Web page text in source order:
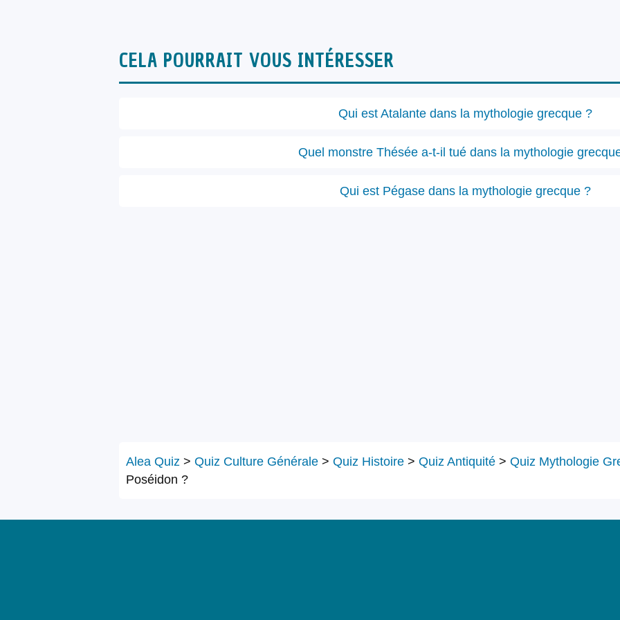
CELA POURRAIT VOUS INTÉRESSER
Qui est Atalante dans la mythologie grecque ?
Quel monstre Thésée a-t-il tué dans la mythologie
Qui est Pégase dans la mythologie grecque ?
Alea Quiz > Quiz Culture Générale > Quiz Histoire > Quiz Antiquité > Quiz Mythologie
Poséidon ?